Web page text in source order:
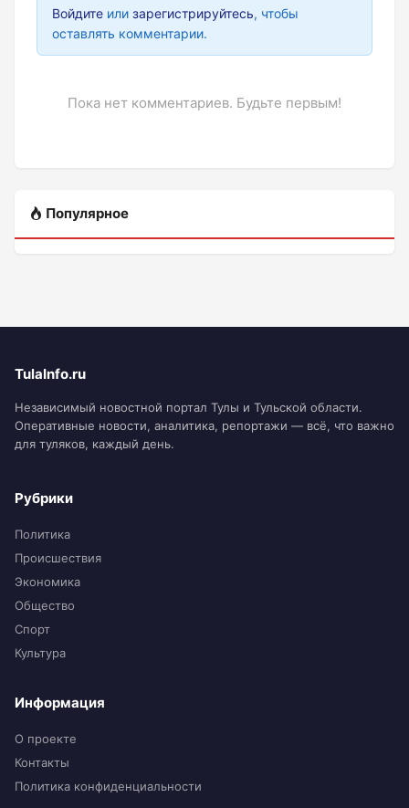
Войдите или зарегистрируйтесь, чтобы
оставлять комментарии.
Пока нет комментариев. Будьте первым!
Популярное
TulaInfo.ru
Независимый новостной портал Тулы и Тульской области.
Оперативные новости, аналитика, репортажи — всё, что важно
для туляков, каждый день.
Рубрики
Политика
Происшествия
Экономика
Общество
Спорт
Культура
Информация
О проекте
Контакты
Политика конфиденциальности